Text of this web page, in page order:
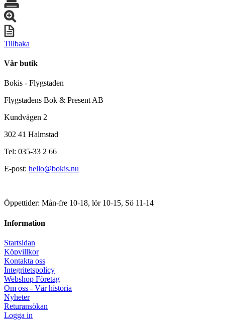
Tillbaka
Vår butik
Bokis - Flygstaden
Flygstadens Bok & Present AB
Kundvägen 2
302 41 Halmstad
Tel: 035-33 2 66
E-post: hello@bokis.nu
Öppettider: Mån-fre 10-18, lör 10-15, Sö 11-14
Information
Startsidan
Köpvillkor
Kontakta oss
Integritetspolicy
Webshop Företag
Om oss - Vår historia
Nyheter
Returansökan
Logga in